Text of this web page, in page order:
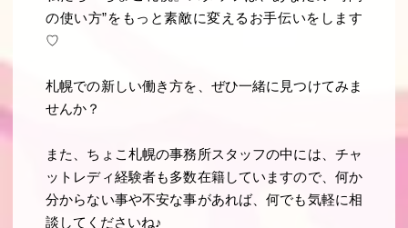
の使い方”をもっと素敵に変えるお手伝いをします
♡
札幌での新しい働き方を、ぜひ一緒に見つけてみま
せんか？
また、ちょこ札幌の事務所スタッフの中には、チャ
ットレディ経験者も多数在籍していますので、何か
分からない事や不安な事があれば、何でも気軽に相
談してくださいね♪